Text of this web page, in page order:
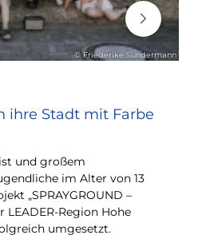
© Friederike Sundermann
ihre Stadt mit Farbe
und großem
im Alter von 13
„SPRAYGROUND –
Region Hohe
umgesetzt.